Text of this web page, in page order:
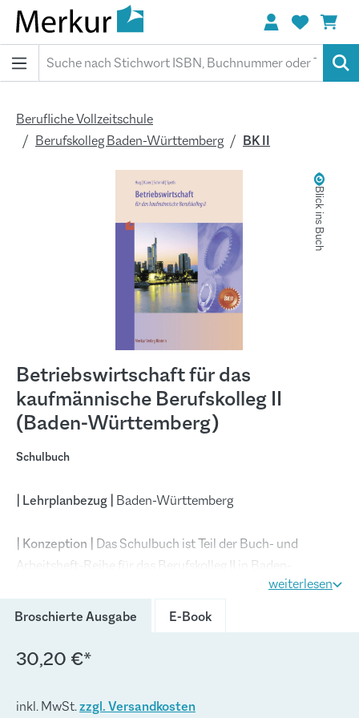
springen
Berufliche Vollzeitschule
Berufskolleg Baden-Württemberg
BK II
Blick ins Buch
Bildergalerie überspringen
Betriebswirtschaft für das
kaufmännische Berufskolleg II
(Baden-Württemberg)
Schulbuch
| Lehrplanbezug | Baden-Württemberg
| Konzeption | Das Schulbuch ist Teil der Buch- und
Arbeitsheft-Reihe für das Berufskolleg II in Baden-
Württemberg. Der Reihe liegen die aktuellen Fachlehrpläne
zugrunde. Sie richtet sich konsequent an den in den
Kompetenzformulierungen aus. Die fakultativen Inhalte, die
weiterlesen
Broschierte Ausgabe
E-Book(Diese Option ist zurzeit
30,20 €*
inkl. MwSt.zzgl. Versandkosten